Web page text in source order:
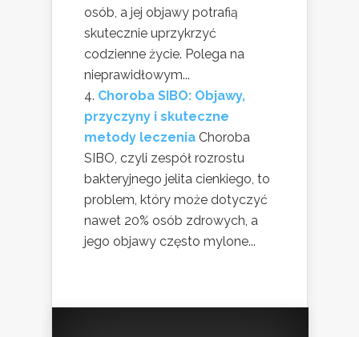
osób, a jej objawy potrafią
skutecznie uprzykrzyć
codzienne życie. Polega na
nieprawidłowym...
Choroba SIBO: Objawy,
przyczyny i skuteczne
metody leczenia Choroba
SIBO, czyli zespół rozrostu
bakteryjnego jelita cienkiego, to
problem, który może dotyczyć
nawet 20% osób zdrowych, a
jego objawy często mylone...